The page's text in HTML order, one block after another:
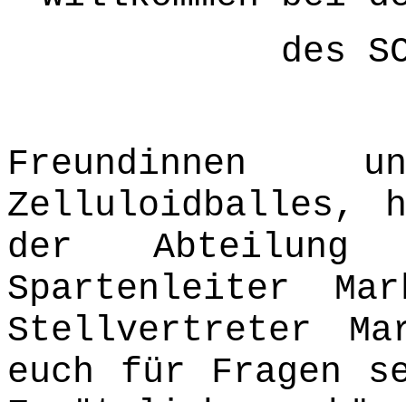
des
Freundinnen
Zelluloidballes,
der Abteilung
Spartenleiter
Stellvertreter
euch für Fragen